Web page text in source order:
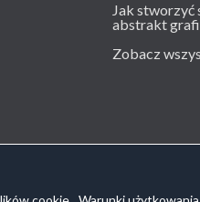
Jak stworzyć
abstrakt
Zobacz